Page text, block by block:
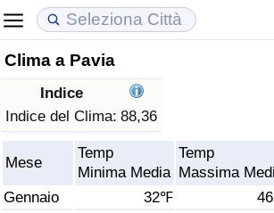
Clima a Pavia
Indice
Indice del Clima: 88,36
Mese
Temp
Minima Media
Temp
Massima
Gennaio
32℉
Costo della vita
Indice Del Costo Della Vita (corrente)
Indice Del Costo Della Vita
Indice del Costo della Vita per Nazione
Prezzi degli immobili
Indice del Prezzo delle Case (Corrente)
Indice del Prezzo delle Case
Indice del Prezzo delle Case per
Qualità della Vita
Indice della Qualità della Vita
Indice della Qualità della Vita
Indice della qualità della vita per Paese